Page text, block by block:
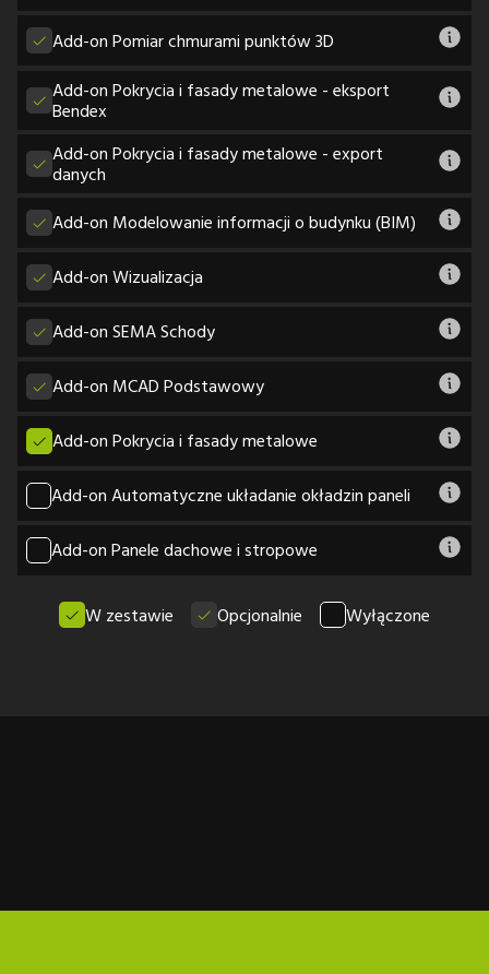
Add-on Pomiar chmurami punktów 3D
Add-on Pokrycia i fasady metalowe - eksport
Bendex
Add-on Pokrycia i fasady metalowe - export
danych
Add-on Modelowanie informacji o budynku (BIM)
Add-on Wizualizacja
Add-on SEMA Schody
Add-on MCAD Podstawowy
Add-on Pokrycia i fasady metalowe
Add-on Automatyczne układanie okładzin paneli
Add-on Panele dachowe i stropowe
W zestawie Opcjonalnie Wyłączone